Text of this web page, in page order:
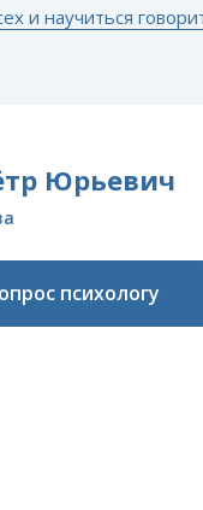
и научиться
Юрьевич
психологу